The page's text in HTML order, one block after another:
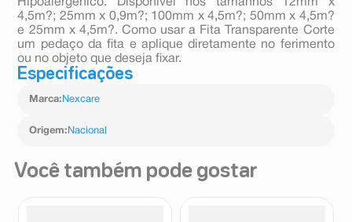
Hipoalergênico. Disponível nos tamanhos 12mm x
4,5m?; 25mm x 0,9m?; 100mm x 4,5m?; 50mm x 4,5m?
e 25mm x 4,5m?. Como usar a Fita Transparente Corte
um pedaço da fita e aplique diretamente no ferimento
ou no objeto que deseja fixar.
Especificações
Marca: Nexcare
Origem: Nacional
Você também pode gostar